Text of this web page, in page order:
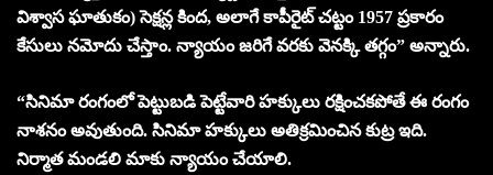
విశ్వాస ఘాతుకం) సెక్షన్ల కింద, అలాగే కాపీరైట్ చట్టం 1957 ప్రకారం
కేసులు నమోదు చేస్తాం. న్యాయం జరిగే వరకు వెనక్కి తగ్గం” అన్నారు.
“సినిమా రంగంలో పెట్టుబడి పెట్టేవారి హక్కులు రక్షించకపోతే ఈ రంగం
నాశనం అవుతుంది. సినిమా హక్కులు అతిక్రమించిన కుట్ర ఇది.
నిర్మాత మండలి మాకు న్యాయం చేయాలి.